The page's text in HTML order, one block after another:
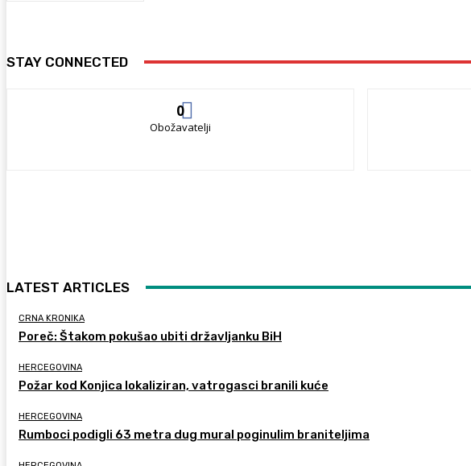
STAY CONNECTED
0
Obožavatelji
LATEST ARTICLES
CRNA KRONIKA
Poreč: Štakom pokušao ubiti državljanku BiH
HERCEGOVINA
Požar kod Konjica lokaliziran, vatrogasci branili kuće
HERCEGOVINA
Rumboci podigli 63 metra dug mural poginulim braniteljima